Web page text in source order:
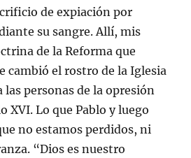
de expiación por
su sangre. Allí, mis
de la Reforma que
cambió el rostro de la Iglesia
personas de la opresión
XVI. Lo que Pablo y luego
no estamos perdidos, ni
“Dios es nuestro